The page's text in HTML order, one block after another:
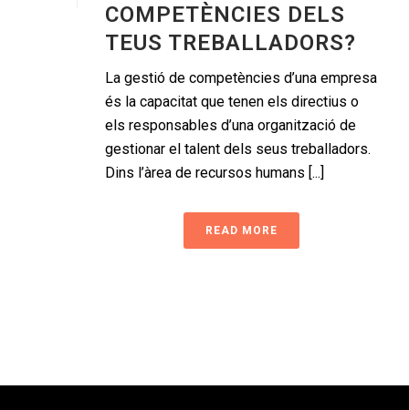
COMPETÈNCIES DELS
TEUS TREBALLADORS?
La gestió de competències d’una empresa
és la capacitat que tenen els directius o
els responsables d’una organització de
gestionar el talent dels seus treballadors.
Dins l’àrea de recursos humans [...]
READ MORE